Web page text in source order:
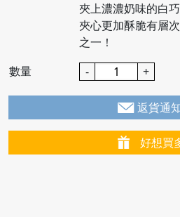
夾上濃濃奶味的白
夾心更加酥脆有層
之一！
數量
- +
返貨通
好想買